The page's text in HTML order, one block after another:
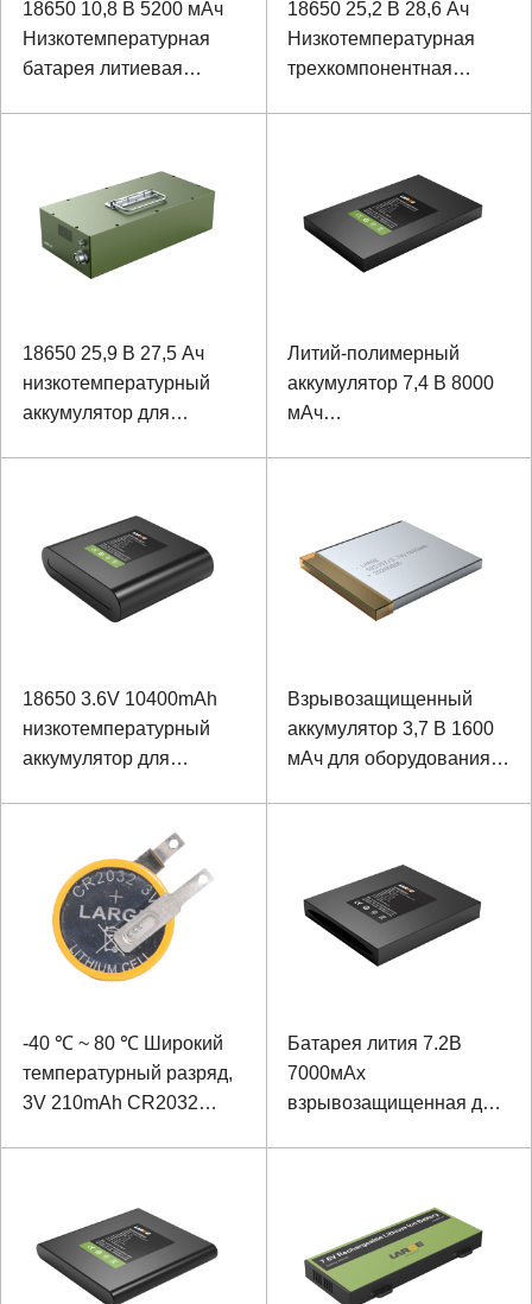
18650 10,8 В 5200 мАч
Низкотемпературная
батарея литиевая
18650 25,2 В 28,6 Ач
Низкотемпературная
трехкомпонентная
18650 25,9 В 27,5 Ач
низкотемпературный
аккумулятор для
Литий-полимерный
аккумулятор 7,4 В 8000
мАч
компьютера
18650 3.6V 10400mAh
низкотемпературный
аккумулятор для
Взрывозащищенный
аккумулятор 3,7 В 1600
мАч для оборудования
-40 ℃ ~ 80 ℃ Широкий
температурный разряд,
3V 210mAh CR2032
Батарея лития 7.2В
7000мАх
взрывозащищенная для